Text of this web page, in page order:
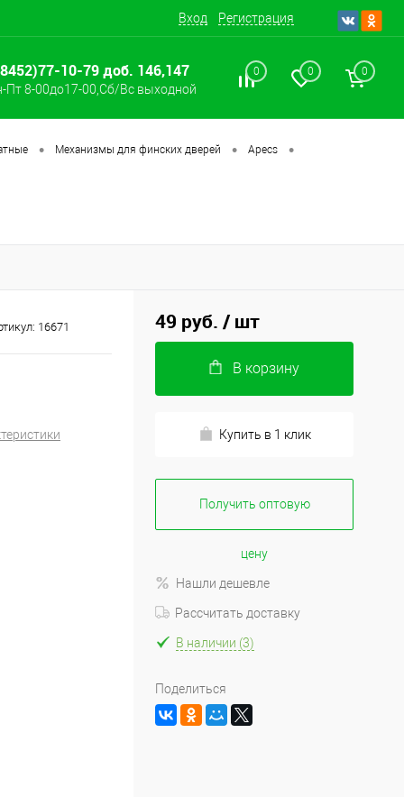
Вход Регистрация
10-79 доб. 146,147
Пт 8-00до17-00,Сб/Вс выходной
0 0 0
• Механизмы для финских дверей • Apecs •
16671 49 руб. / шт
В корзину
Купить в 1 клик
Получить оптовую
цену
Нашли дешевле
Рассчитать доставку
В наличии (3)
Поделиться